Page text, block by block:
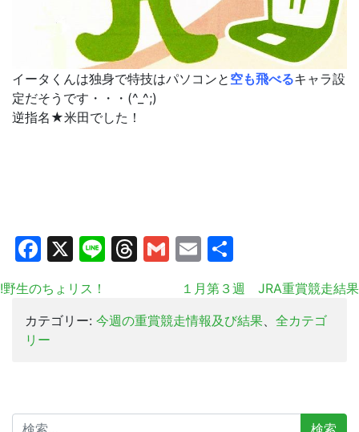
イータくんは独身で特技はパソコンと 空も飛べるキャラ設
定だそうです・・・(^_^;)
逆指名★米田でした！
Facebook
X LineThreads
Gmail
Email
!野生のちょリス！
１月第３週 JRA重賞競走結果
カテゴリー: 今週の重賞競走情報及び結果
全カテゴ
リー
検